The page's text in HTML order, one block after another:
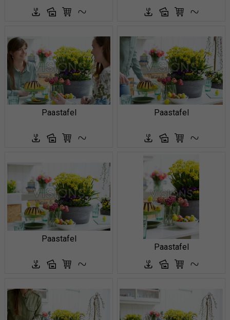
Paastafel Paastafel
Paastafel
Paastafel